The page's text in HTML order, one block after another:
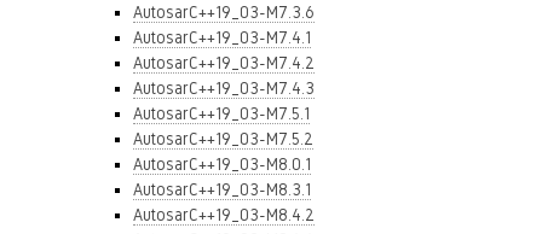
AutosarC++19_03-M7.3.6
AutosarC++19_03-M7.4.1
AutosarC++19_03-M7.4.2
AutosarC++19_03-M7.4.3
AutosarC++19_03-M7.5.1
AutosarC++19_03-M7.5.2
AutosarC++19_03-M8.0.1
AutosarC++19_03-M8.3.1
AutosarC++19_03-M8.4.2